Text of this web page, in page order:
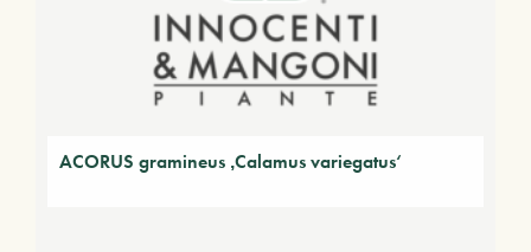
ACORUS gramineus ‚Calamus variegatus‘